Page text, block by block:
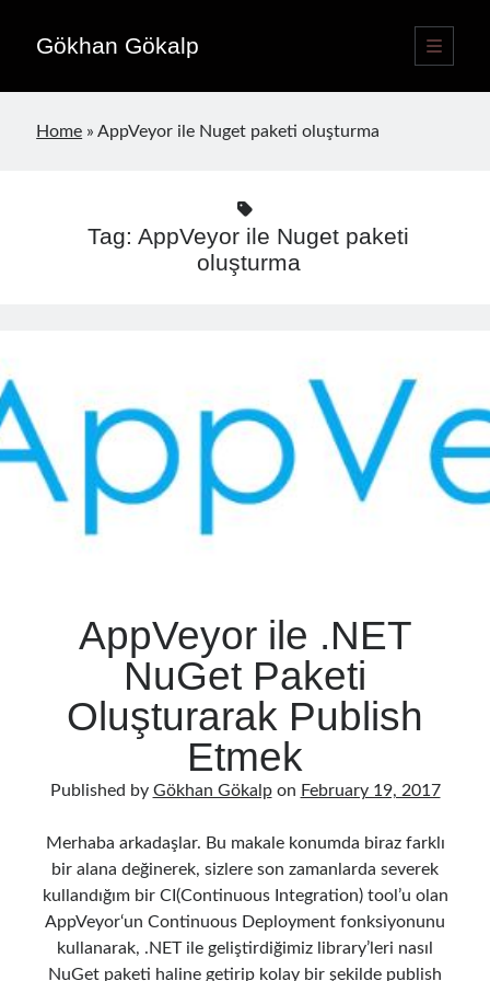
Gökhan Gökalp
open
primary
Sidebar
Publications
Home »AppVeyor ile Nuget paketi oluşturma
Tag: AppVeyor ile Nuget paketi
oluşturma
AppVeyor ile .NET
NuGet Paketi
Oluşturarak Publish
Etmek
Published by Gökhan Gökalpon February 19, 2017
Merhaba arkadaşlar. Bu makale konumda biraz farklı
bir alana değinerek, sizlere son zamanlarda severek
kullandığım bir CI(Continuous Integration) tool’u olan
AppVeyor‘un Continuous Deployment fonksiyonunu
kullanarak, .NET ile geliştirdiğimiz library’leri nasıl
NuGet paketi haline getirip kolay bir şekilde publish